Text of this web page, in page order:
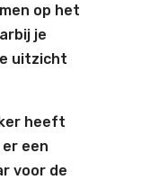
op het
je
uitzicht
heeft
een
voor de